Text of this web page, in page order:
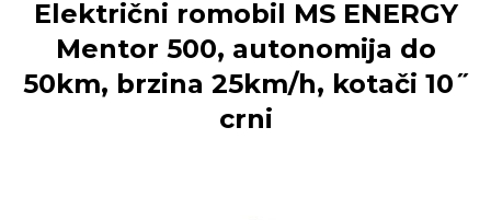
Električni romobil MS ENERGY
Mentor 500, autonomija do
50km, brzina 25km/h, kotači 10˝
crni